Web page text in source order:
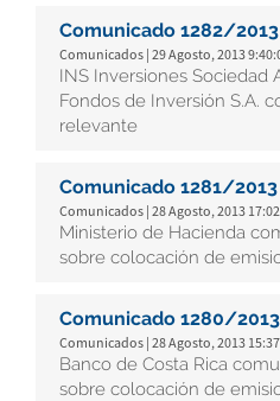
Comunicado 1282/2013
Comunicados | 29 Agosto, 2013
INS Inversiones Sociedad
Fondos de Inversión S.A.
relevante
Comunicado 1281/2013
Comunicados | 28 Agosto, 2013
Ministerio de Hacienda
sobre colocación de
Comunicado 1280/2013
Comunicados | 28 Agosto, 2013
Banco de Costa Rica
sobre colocación de